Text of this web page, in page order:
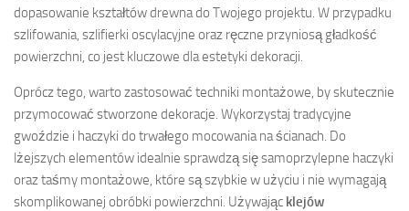
dopasowanie kształtów drewna do Twojego projektu. W przypadku
szlifowania, szlifierki oscylacyjne oraz ręczne przyniosą gładkość
powierzchni, co jest kluczowe dla estetyki dekoracji.
Oprócz tego, warto zastosować techniki montażowe, by skutecznie
przymocować stworzone dekoracje. Wykorzystaj tradycyjne
gwoździe i haczyki do trwałego mocowania na ścianach. Do
lżejszych elementów idealnie sprawdzą się samoprzylepne haczyki
oraz taśmy montażowe, które są szybkie w użyciu i nie wymagają
skomplikowanej obróbki powierzchni. Używając klejów